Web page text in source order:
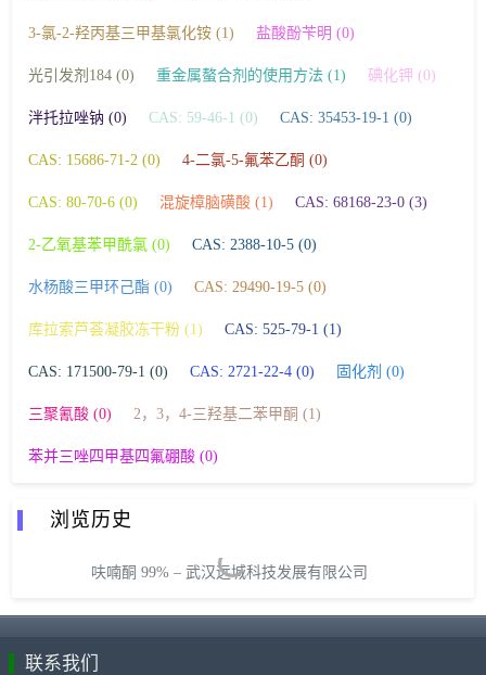
3-氯-2-羟丙基三甲基氯化铵 (1) 盐酸酚苄明 (0)
光引发剂184 (0) 重金属螯合剂的使用方法 (1) 碘化钾 (0)
泮托拉唑钠 (0) CAS: 59-46-1 (0) CAS: 35453-19-1 (0)
CAS: 15686-71-2 (0) 4-二氯-5-氟苯乙酮 (0)
CAS: 80-70-6 (0) 混旋樟脑磺酸 (1) CAS: 68168-23-0 (3)
2-乙氧基苯甲酰氯 (0) CAS: 2388-10-5 (0)
水杨酸三甲环己酯 (0) CAS: 29490-19-5 (0)
库拉索芦荟凝胶冻干粉 (1) CAS: 525-79-1 (1)
CAS: 171500-79-1 (0) CAS: 2721-22-4 (0) 固化剂 (0)
三聚氰酸 (0) 2，3，4-三羟基二苯甲酮 (1)
苯并三唑四甲基四氟硼酸 (0)
浏览历史
呋喃酮 99% – 武汉远城科技发展有限公司
联系我们